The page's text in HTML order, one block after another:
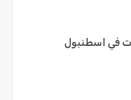
في اسطنبول